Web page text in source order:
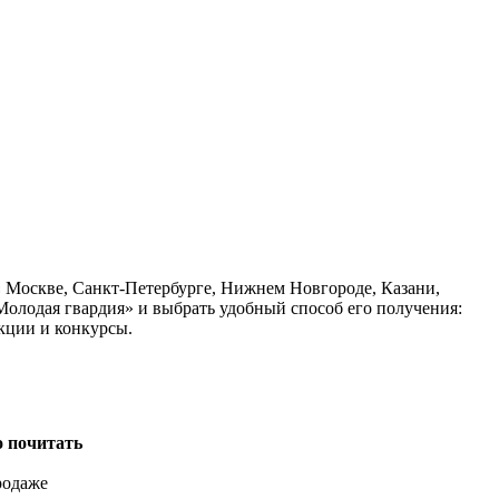
Москве, Санкт-Петербурге, Нижнем Новгороде, Казани,
гвардия» и выбрать удобный способ его получения:
и конкурсы.
почитать